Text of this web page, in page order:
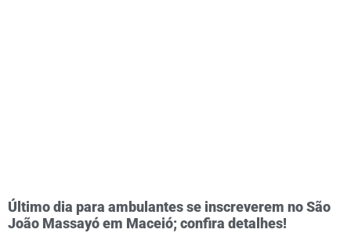
Último dia para ambulantes se inscreverem no São
João Massayó em Maceió; confira detalhes!